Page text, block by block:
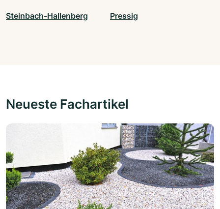
Steinbach-Hallenberg Pressig
Neueste Fachartikel